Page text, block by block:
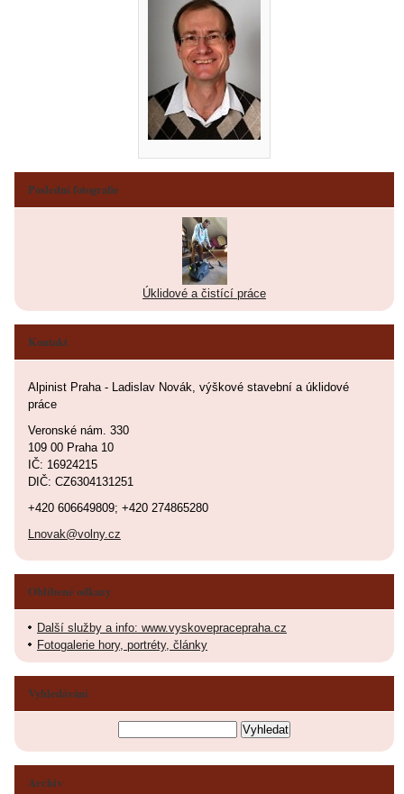
Poslední fotografie
Úklidové a čistící práce
Kontakt
Alpinist Praha - Ladislav Novák, výškové stavební a úklidové
práce
Veronské nám. 330
109 00 Praha 10
IČ: 16924215
DIČ: CZ6304131251
+420 606649809; +420 274865280
Lnovak@volny.cz
Oblíbené odkazy
Další služby a info: www.vyskovepracepraha.cz
Fotogalerie hory, portréty, články
Vyhledávání
Archiv